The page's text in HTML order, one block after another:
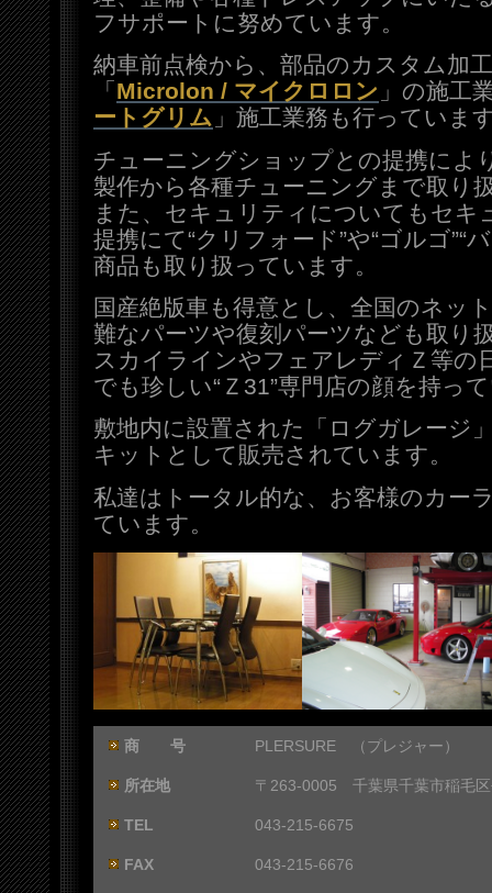
フサポートに努めています。
納車前点検から、部品のカスタム加
「 Microlon / マイクロロン 」の施工
ートグリム 」施工業務も行っていま
チューニングショップとの提携によ
製作から各種チューニングまで取り
また、セキュリティについてもセキ
提携にて“クリフォード”や“ゴルゴ”“
商品も取り扱っています。
国産絶版車も得意とし、全国のネッ
難なパーツや復刻パーツなども取り
スカイラインやフェアレディＺ等の
でも珍しい“Ｚ31”専門店の顔を持っ
敷地内に設置された「ログガレージ
キットとして販売されています。
私達はトータル的な、お客様のカー
ています。
商 号 PLERSURE （プレジャー）
所在地 〒263-0005 千葉県千葉市稲毛
TEL 043-215-6675
FAX 043-215-6676